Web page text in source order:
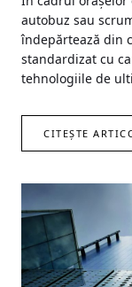
autobuz sau
îndepărtează din
standardizat cu
tehnologiile de
CITEȘTE